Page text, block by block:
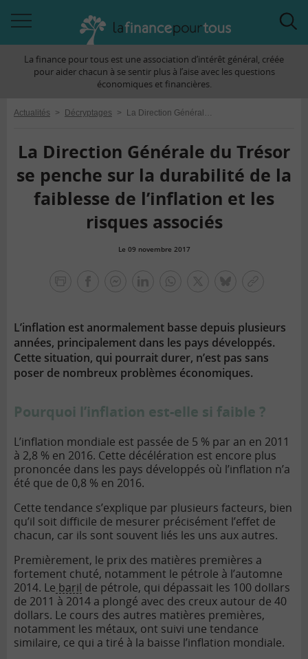
àLa finance pour tous est une association d’intérêt général, créée
pour aider chacun à se sentir plus à l’aise avec les questions
économiques et financières.
Actualités > Décryptages > La Direction Générale du Trésor se penche sur la durabilité de la faiblesse de l’inflation et les risques associés
La Direction Générale du Trésor
se penche sur la durabilité de la
faiblesse de l’inflation et les
risques associés
Le 09 novembre 2017
L’inflation est anormalement basse depuis plusieurs
années, principalement dans les pays développés.
Cette situation, qui pourrait durer, n’est pas sans
poser de nombreux problèmes économiques.
Pourquoi l’inflation est-elle si faible ?
L’inflation mondiale est passée de 5 % par an en 2011
à 2,8 % en 2016. Cette décélération est encore plus
prononcée dans les pays développés où l’inflation n’a
été que de 0,8 % en 2016.
Cette tendance s’explique par plusieurs facteurs, bien
qu’il soit difficile de mesurer précisément l’effet de
chacun, car ils sont souvent liés les uns aux autres.
Premièrement, le prix des matières premières a
fortement chuté, notamment le pétrole à l’automne
2014. Le baril de pétrole, qui dépassait les 100 dollars
de 2011 à 2014 a plongé avec des creux autour de 40
dollars. Le cours des autres matières premières,
notamment les métaux, ont suivi une tendance
similaire, ce qui a tiré à la baisse l’inflation mondiale.